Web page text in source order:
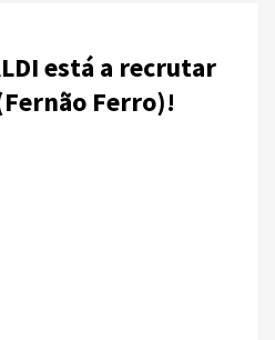
está a recrutar
Ferro)!